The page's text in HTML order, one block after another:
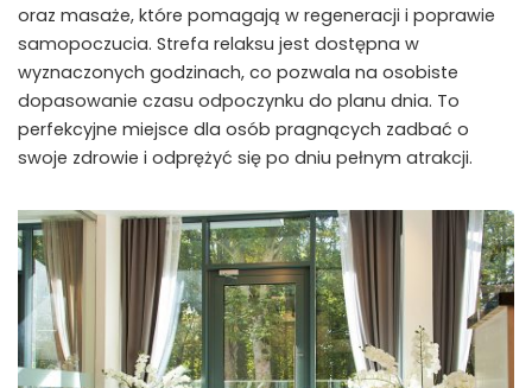
oraz masaże, które pomagają w regeneracji i poprawie
samopoczucia. Strefa relaksu jest dostępna w
wyznaczonych godzinach, co pozwala na osobiste
dopasowanie czasu odpoczynku do planu dnia. To
perfekcyjne miejsce dla osób pragnących zadbać o
swoje zdrowie i odprężyć się po dniu pełnym atrakcji.